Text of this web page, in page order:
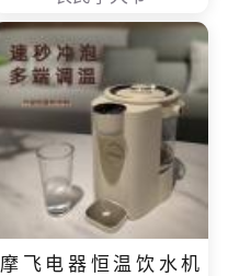
摩飞电器恒温饮水机